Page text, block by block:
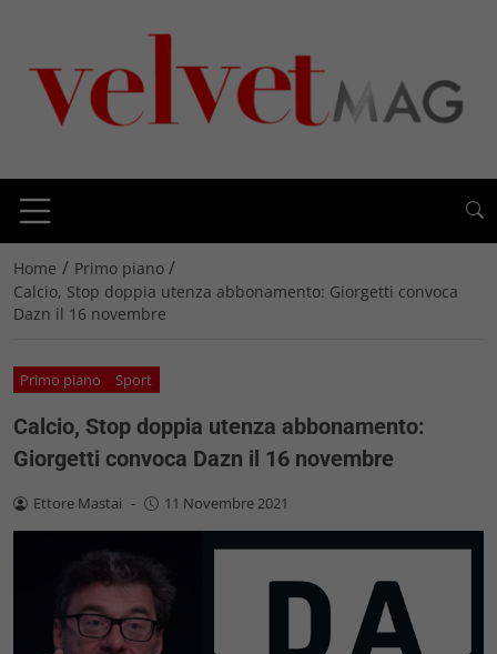
Home / Primo piano /
Calcio, Stop doppia utenza abbonamento: Giorgetti convoca
Dazn il 16 novembre
Primo piano Sport
Calcio, Stop doppia utenza abbonamento:
Giorgetti convoca Dazn il 16 novembre
Ettore Mastai - 11 Novembre 2021